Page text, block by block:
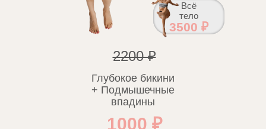
1000 ₽
Глубокое бикини
+ Подмышечные
впадины
2200 ₽
3500 ₽
Всё
тело